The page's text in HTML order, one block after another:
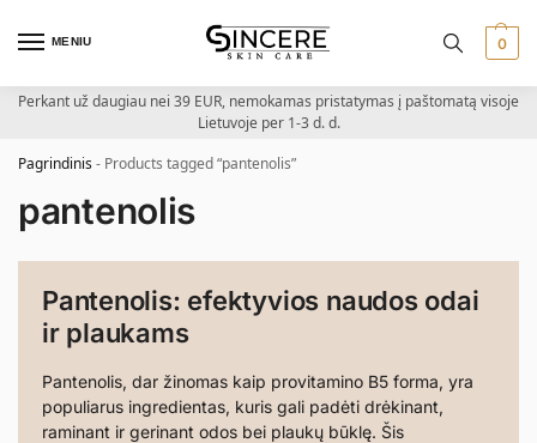
MENIU 0
Perkant už daugiau nei 39 EUR, nemokamas pristatymas į paštomatą visoje
Lietuvoje per 1-3 d. d.
Pagrindinis- Products tagged “pantenolis”
pantenolis
Pantenolis: efektyvios naudos odai
ir plaukams
Pantenolis, dar žinomas kaip provitamino B5 forma, yra
populiarus ingredientas, kuris gali padėti drėkinant,
raminant ir gerinant odos bei plaukų būklę. Šis